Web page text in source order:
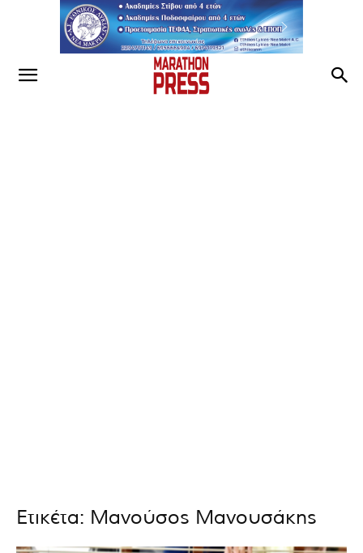
Ετικέτα: Μανούσος Μανουσάκης